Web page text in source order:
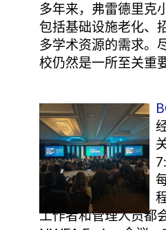
多年来，弗雷德里克
包括基础设施老化、
多学术资源的需求。
校仍然是一所至关重
工作者和管理人员都